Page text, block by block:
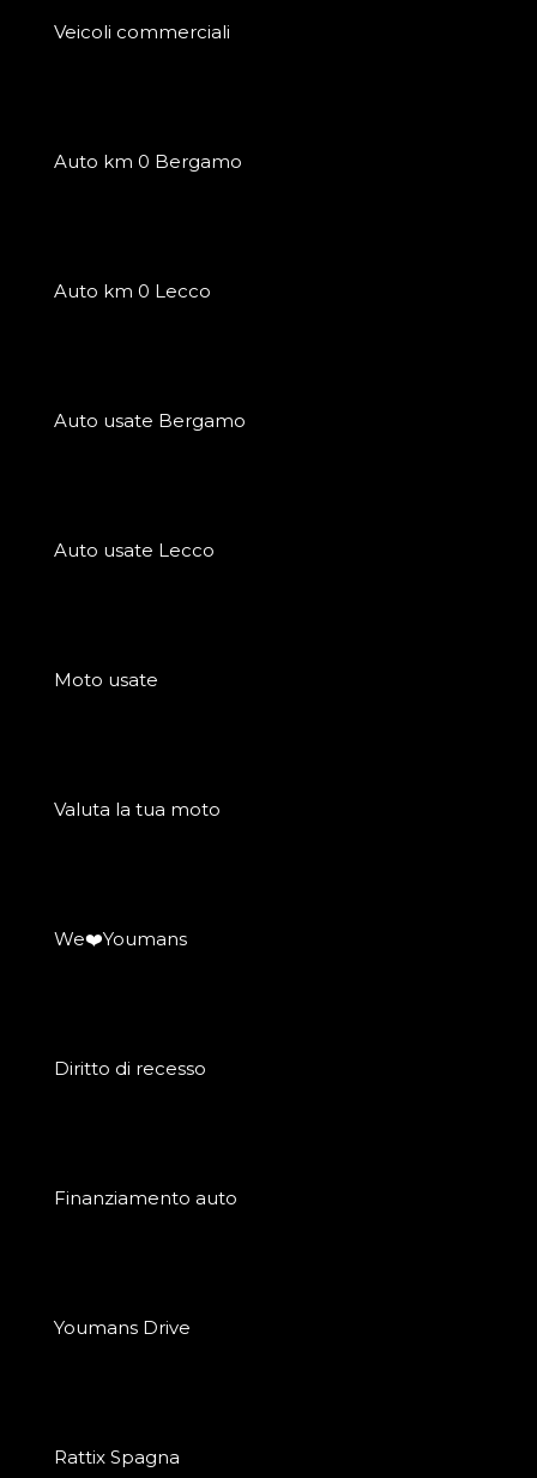
Veicoli commerciali
Auto km 0 Bergamo
Auto km 0 Lecco
Auto usate Bergamo
Auto usate Lecco
Moto usate
Valuta la tua moto
We❤️Youmans
Diritto di recesso
Finanziamento auto
Youmans Drive
Rattix Spagna